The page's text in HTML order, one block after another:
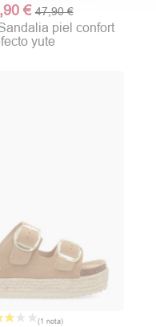
€ 47,90 €
piel confort
yute